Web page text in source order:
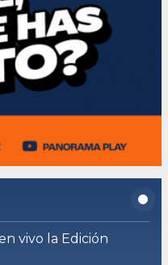
vivo la Edición